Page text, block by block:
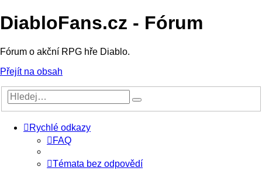
DiabloFans.cz - Fórum
Fórum o akční RPG hře Diablo.
Přejít na obsah
Rychlé odkazy
FAQ
Témata bez odpovědí